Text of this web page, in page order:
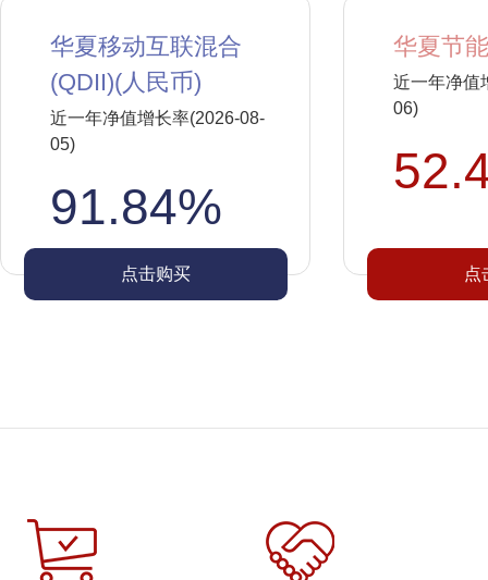
华夏移动互联混合
(QDII)(人民币)
近一年净值增长率(2026-08-
05)
91.84%
点击购买
华夏节
近一年净值
06)
点